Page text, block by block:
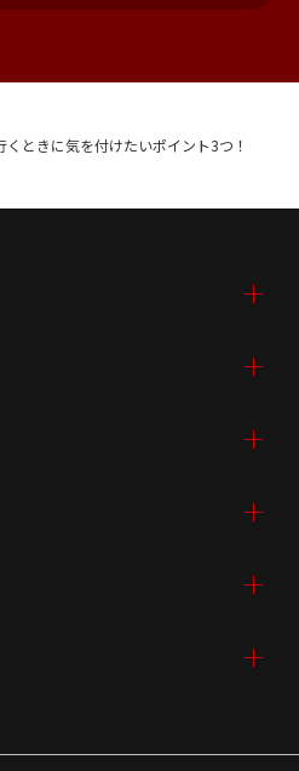
くときに気を付けたいポイント3つ！